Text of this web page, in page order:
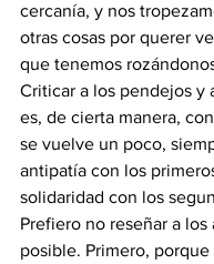
cercanía, y nos
otras cosas por querer
que tenemos
Criticar a los pendejos y
es, de cierta manera,
se vuelve un poco,
antipatía con los
solidaridad con los
Prefiero no reseñar a los
posible. Primero, porque